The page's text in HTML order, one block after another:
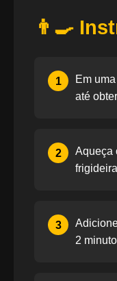
👨‍🍳
1
Em
até
2
Aqueça
3
2